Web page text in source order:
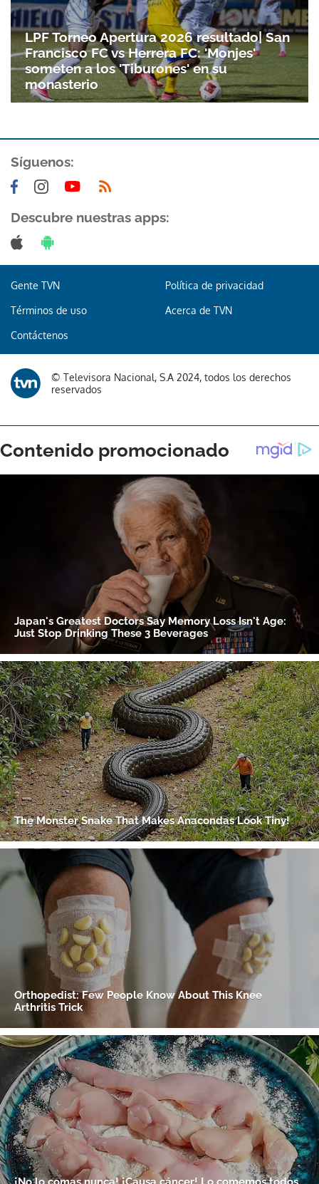
Gracias por suscribirte a nuestro boletín.
ACEPTAR
LPF Torneo Apertura 2026 resultado| San
Francisco FC vs Herrera FC: 'Monjes'
someten a los 'Tiburones' en su
monasterio
Síguenos:
Descubre nuestras apps:
Gente TVN Política de privacidad
Términos de uso Acerca de TVN
Contáctenos
© Televisora Nacional, S.A 2024, todos los derechos
reservados